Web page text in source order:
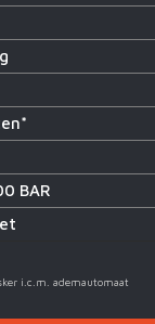
BAR
i.c.m. ademautomaat